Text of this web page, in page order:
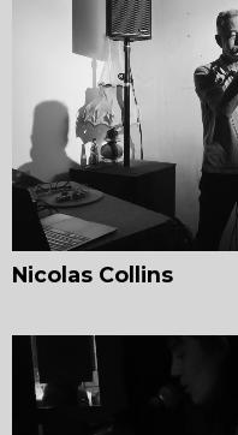
Nicolas Collins